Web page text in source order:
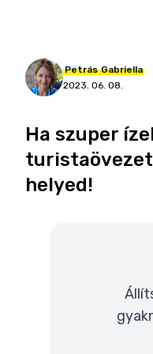
Petrás Gabriella
2023. 06. 08.
Ha szuper
helyed!